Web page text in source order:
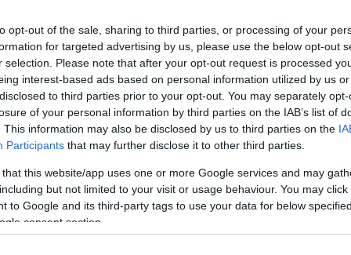
opt-out of the sale, sharing to third parties, or processing of your
for targeted advertising by us, please use the below opt-out
selection. Please note that after your opt-out request is processed
interest-based ads based on personal information utilized by us
to third parties prior to your opt-out. You may separately
of your personal information by third parties on the IAB’s list of
This information may also be disclosed by us to third parties on the
Participants that may further disclose it to other third parties.
this website/app uses one or more Google services and may
but not limited to your visit or usage behaviour. You may
to Google and its third-party tags to use your data for below
consent section.
του “ΕΛΑΣ” μετά τα εγκαίνια
του πρώην πρωθυπουργού
υποδοχή που έτυχε από τους πολίτες
μετά την εκδήλωση